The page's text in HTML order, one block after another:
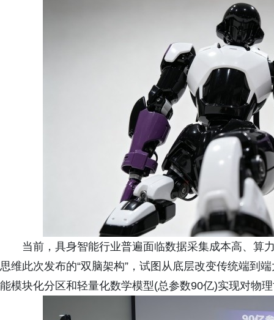
当前，具身智能行业普遍面临数据采集成本高、算
思维此次发布的“双脑架构”，试图从底层改变传统端到
能模块化分区和轻量化数学模型(总参数90亿)实现对物